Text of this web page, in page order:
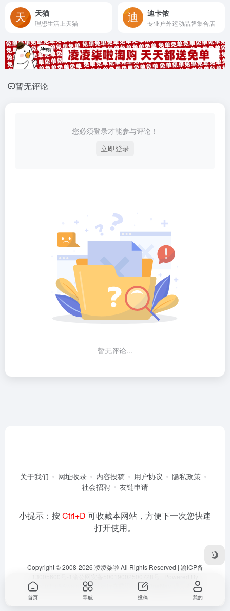
天猫
理想生活上天猫
迪卡侬
专业户外运动品牌集合店
暂无评论
您必须登录才能参与评论！
立即登录
暂无评论...
关于我们 网址收录 内容投稿 用户协议
隐私政策
社会招聘
友链申请
小提示：按Ctrl+D 可收藏本网站，方便下一次您快速
打开使用。
Copyright © 2008-2026 凌凌柒啦 All Rights Reserved | 渝ICP备
Dlaoo.Inc
Awalab| 本站运行在 由OneNav 强力驱动
首页 导航 投稿 我的